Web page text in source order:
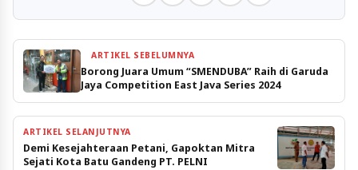
ARTIKEL SEBELUMNYA
Borong Juara Umum “SMENDUBA” Raih di Garuda
Jaya Competition East Java Series 2024
ARTIKEL SELANJUTNYA
Demi Kesejahteraan Petani, Gapoktan Mitra
Sejati Kota Batu Gandeng PT. PELNI